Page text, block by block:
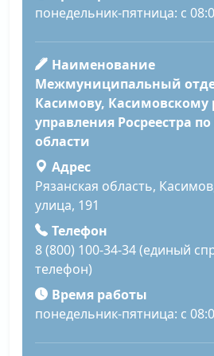
понедельник-пятница: с
Наименование
Межмуниципальный
Касимову, Касимовскому
управления Росреестра
области
Адрес
Рязанская область,
улица, 191
Телефон
8 (800) 100-34-34 (единый
телефон)
Время работы
понедельник-пятница: с